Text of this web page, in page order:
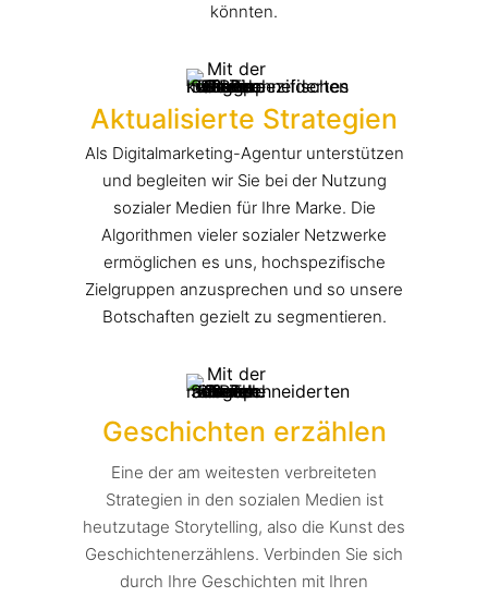
könnten.
Aktualisierte Strategien
Als Digitalmarketing-Agentur unterstützen
und begleiten wir Sie bei der Nutzung
sozialer Medien für Ihre Marke. Die
Algorithmen vieler sozialer Netzwerke
ermöglichen es uns, hochspezifische
Zielgruppen anzusprechen und so unsere
Botschaften gezielt zu segmentieren.
Geschichten erzählen
Eine der am weitesten verbreiteten
Strategien in den sozialen Medien ist
heutzutage Storytelling, also die Kunst des
Geschichtenerzählens. Verbinden Sie sich
durch Ihre Geschichten mit Ihren